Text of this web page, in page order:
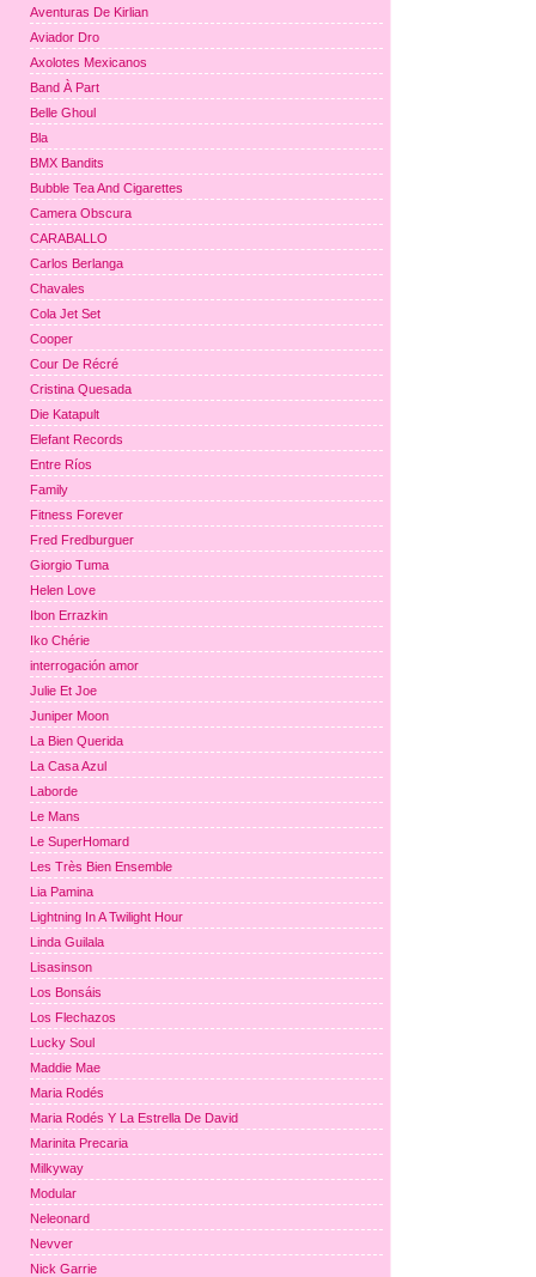
Aventuras De Kirlian
Aviador Dro
Axolotes Mexicanos
Band À Part
Belle Ghoul
Bla
BMX Bandits
Bubble Tea And Cigarettes
Camera Obscura
CARABALLO
Carlos Berlanga
Chavales
Cola Jet Set
Cooper
Cour De Récré
Cristina Quesada
Die Katapult
Elefant Records
Entre Ríos
Family
Fitness Forever
Fred Fredburguer
Giorgio Tuma
Helen Love
Ibon Errazkin
Iko Chérie
interrogación amor
Julie Et Joe
Juniper Moon
La Bien Querida
La Casa Azul
Laborde
Le Mans
Le SuperHomard
Les Très Bien Ensemble
Lia Pamina
Lightning In A Twilight Hour
Linda Guilala
Lisasinson
Los Bonsáis
Los Flechazos
Lucky Soul
Maddie Mae
Maria Rodés
Maria Rodés Y La Estrella De David
Marinita Precaria
Milkyway
Modular
Neleonard
Nevver
Nick Garrie